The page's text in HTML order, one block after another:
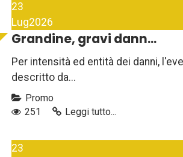
23
Lug2026
Grandine, gravi dann...
Per intensità ed entità dei danni,
descritto da...
Promo
251
Leggi tutto...
23